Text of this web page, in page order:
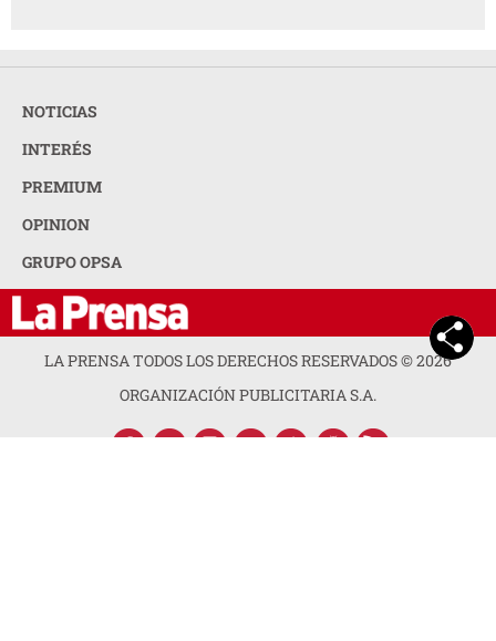
NOTICIAS
INTERÉS
PREMIUM
OPINION
GRUPO OPSA
LA PRENSA TODOS LOS DERECHOS RESERVADOS ©2026
ORGANIZACIÓN PUBLICITARIA S.A.